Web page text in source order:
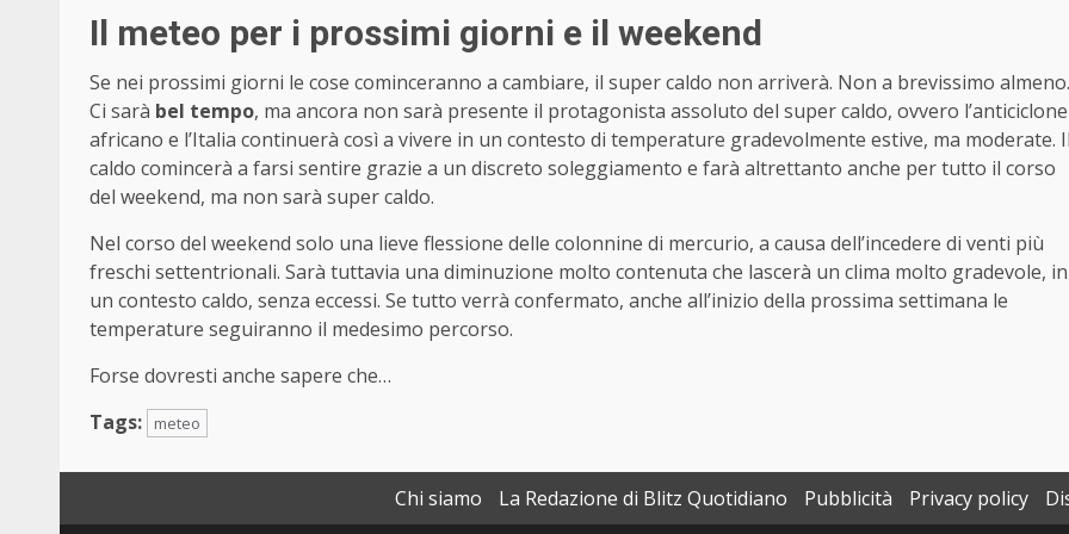
Il meteo per i prossimi giorni e il weekend
Se nei prossimi giorni le cose cominceranno a cambiare, il super caldo non arriverà. Non a brevissimo almeno.
Ci sarà bel tempo, ma ancora non sarà presente il protagonista assoluto del super caldo, ovvero l’anticiclone
africano e l’Italia continuerà così a vivere in un contesto di temperature gradevolmente estive, ma moderate. Il
caldo comincerà a farsi sentire grazie a un discreto soleggiamento e farà altrettanto anche per tutto il corso
del weekend, ma non sarà super caldo.
Nel corso del weekend solo una lieve flessione delle colonnine di mercurio, a causa dell’incedere di venti più
freschi settentrionali. Sarà tuttavia una diminuzione molto contenuta che lascerà un clima molto gradevole, in
un contesto caldo, senza eccessi. Se tutto verrà confermato, anche all’inizio della prossima settimana le
temperature seguiranno il medesimo percorso.
Forse dovresti anche sapere che…
Tags:
meteo
Chi siamo La Redazione di Blitz Quotidiano Pubblicità Privacy policy